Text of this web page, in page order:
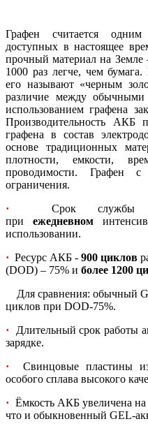
Графен считается
доступных в настоящее
прочный материал на Земле
1000 раз легче, чем
его называют «черным
различие между
использованием графена
Производительность АКБ
графена в состав
основе традиционных
плотности, емкости,
проводимости. Графен с
ограничения.
· Срок
при ежедневном
использовании.
· Ресурс АКБ - 900 циклов
(DOD) – 75% и более 1200
Для сравнения: обычный
циклов при DOD-75%.
· Длительный срок работы
зарядке.
· Свинцовые пластины
особого сплава высокого
· Ёмкость АКБ увеличена на
что и обыкновенный GEL-